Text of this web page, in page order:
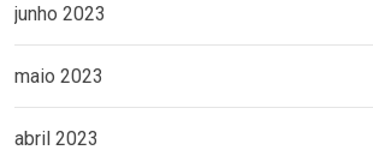
junho 2023
maio 2023
abril 2023